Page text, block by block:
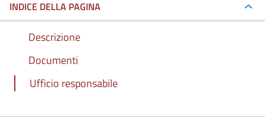
INDICE DELLA PAGINA
Descrizione
Documenti
Ufficio responsabile